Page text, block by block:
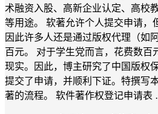
术融资入股、高新企业认定、高校
等用途。 软著允许个人提交申请，
因此许多人还是通过版权代理（如
百元。 对于学生党而言，花费数百
现实。因此，博主研究了中国版权
提交了申请，并顺利下证。特撰写
著的流程。 软件著作权登记申请表